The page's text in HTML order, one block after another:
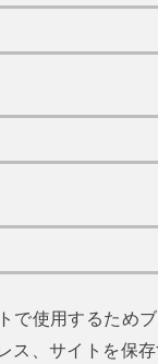
で使用するため
ス、サイトを保存